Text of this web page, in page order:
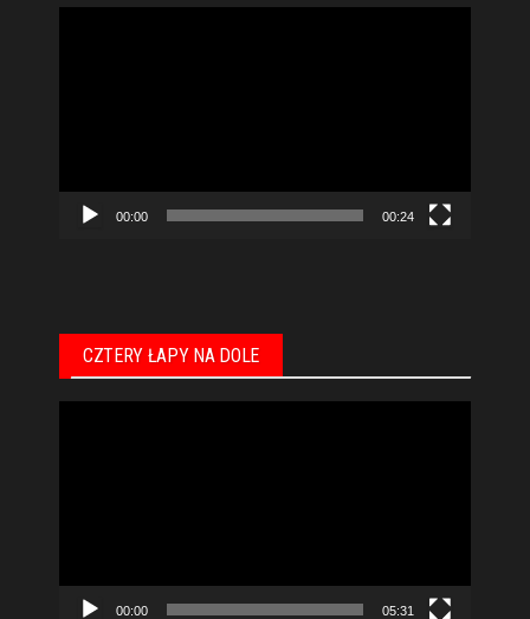
00:00 00:24
CZTERY ŁAPY NA DOLE
00:00 05:31